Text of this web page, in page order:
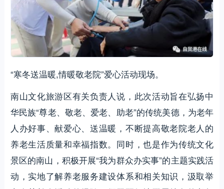
“寒冬送温暖,情暖敬老院”爱心活动现场。
南山文化旅游区有关负责人说，此次活动旨在弘扬中
华民族“尊老、敬老、爱老、助老”的传统美德，为老年
人办好事、献爱心、送温暖，不断提高敬老院老人的
养老生活质量和幸福指数。同时，也是作为传统文化
景区的南山，积极开展“我为群众办实事”的主题实践活
动，实地了解养老服务建设体系和相关知识，汲取举